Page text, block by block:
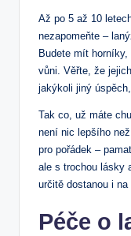
Až po 5 až 10
nezapomeňte –
Budete mít
vůni. Věřte, že
jakýkoli jiný
Tak co, už máte
není nic lepšího
pro pořádek –
ale s trochou lásky
určitě dostanou i
Péče o